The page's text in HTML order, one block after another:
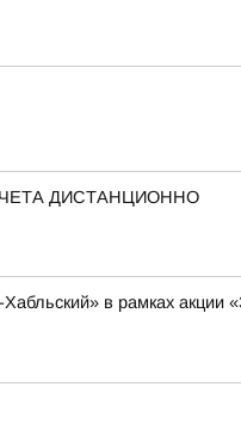
ДИСТАНЦИОННО
в рамках акции